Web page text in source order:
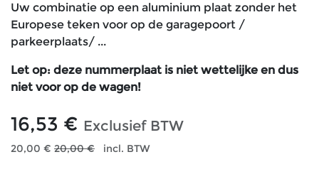
Uw combinatie op een aluminium plaat zonder het
Europese teken voor op de garagepoort /
parkeerplaats/ ...
Let op: deze nummerplaat is niet wettelijke en dus
niet voor op de wagen!
16,53 € Exclusief BTW
20,00 € 20,00€ incl. BTW